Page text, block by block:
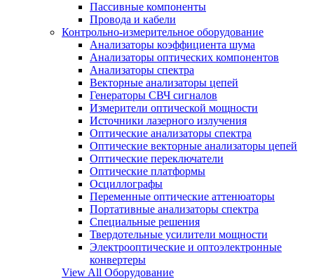
Пассивные компоненты
Провода и кабели
Контрольно-измерительное оборудование
Анализаторы коэффициента шума
Анализаторы оптических компонентов
Анализаторы спектра
Векторные анализаторы цепей
Генераторы СВЧ сигналов
Измерители оптической мощности
Источники лазерного излучения
Оптические анализаторы спектра
Оптические векторные анализаторы цепей
Оптические переключатели
Оптические платформы
Осциллографы
Переменные оптические аттенюаторы
Портативные анализаторы спектра
Специальные решения
Твердотельные усилители мощности
Электрооптические и оптоэлектронные
конвертеры
View All Оборудование